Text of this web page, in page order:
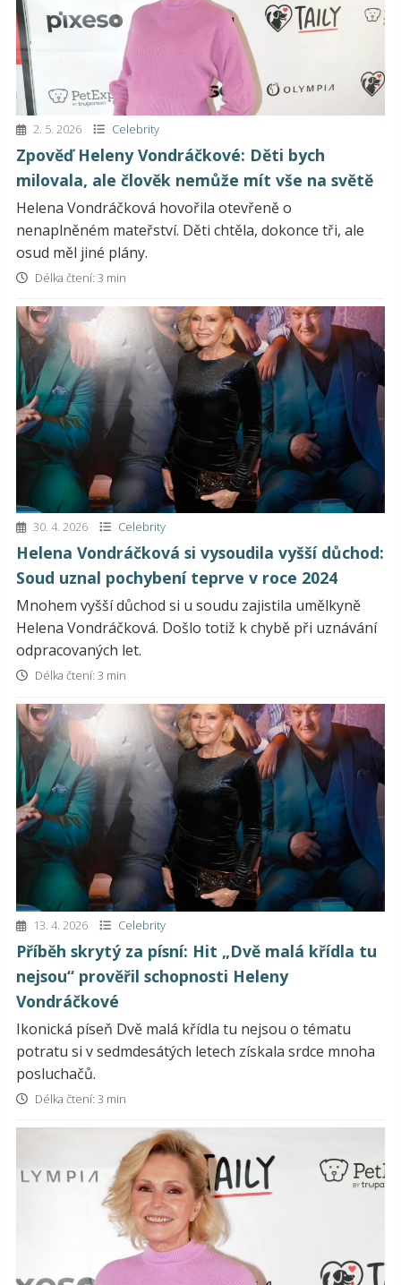
2. 5. 2026 Celebrity
Zpověď Heleny Vondráčkové: Děti bych
milovala, ale člověk nemůže mít vše na světě
Helena Vondráčková hovořila otevřeně o
nenaplněném mateřství. Děti chtěla, dokonce tři, ale
osud měl jiné plány.
Délka čtení: 3 min
30. 4. 2026 Celebrity
Helena Vondráčková si vysoudila vyšší důchod:
Soud uznal pochybení teprve v roce 2024
Mnohem vyšší důchod si u soudu zajistila umělkyně
Helena Vondráčková. Došlo totiž k chybě při uznávání
odpracovaných let.
Délka čtení: 3 min
13. 4. 2026 Celebrity
Příběh skrytý za písní: Hit „Dvě malá křídla tu
nejsou“ prověřil schopnosti Heleny
Vondráčkové
Ikonická píseň Dvě malá křídla tu nejsou o tématu
potratu si v sedmdesátých letech získala srdce mnoha
posluchačů.
Délka čtení: 3 min